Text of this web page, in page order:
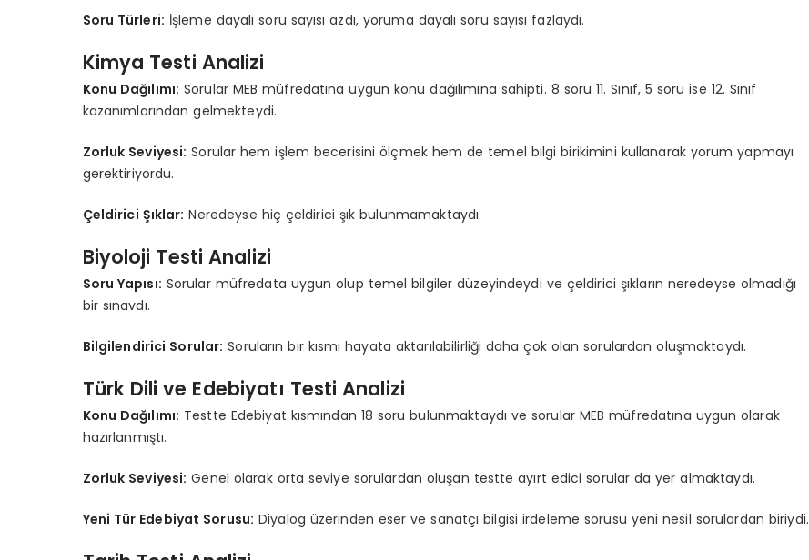
Soru Türleri: İşleme dayalı soru sayısı azdı, yoruma dayalı soru sayısı fazlaydı.
Kimya Testi Analizi
Konu Dağılımı: Sorular MEB müfredatına uygun konu dağılımına sahipti. 8 soru 11. Sınıf, 5 soru ise 12. Sınıf
kazanımlarından gelmekteydi.
Zorluk Seviyesi: Sorular hem işlem becerisini ölçmek hem de temel bilgi birikimini kullanarak yorum yapmayı
gerektiriyordu.
Çeldirici Şıklar: Neredeyse hiç çeldirici şık bulunmamaktaydı.
Biyoloji Testi Analizi
Soru Yapısı: Sorular müfredata uygun olup temel bilgiler düzeyindeydi ve çeldirici şıkların neredeyse olmadığı
bir sınavdı.
Bilgilendirici Sorular: Soruların bir kısmı hayata aktarılabilirliği daha çok olan sorulardan oluşmaktaydı.
Türk Dili ve Edebiyatı Testi Analizi
Konu Dağılımı: Testte Edebiyat kısmından 18 soru bulunmaktaydı ve sorular MEB müfredatına uygun olarak
hazırlanmıştı.
Zorluk Seviyesi: Genel olarak orta seviye sorulardan oluşan testte ayırt edici sorular da yer almaktaydı.
Yeni Tür Edebiyat Sorusu: Diyalog üzerinden eser ve sanatçı bilgisi irdeleme sorusu yeni nesil sorulardan biriydi.